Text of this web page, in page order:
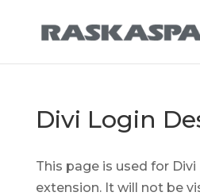
Divi Login
This page is used for
extension. It will not be